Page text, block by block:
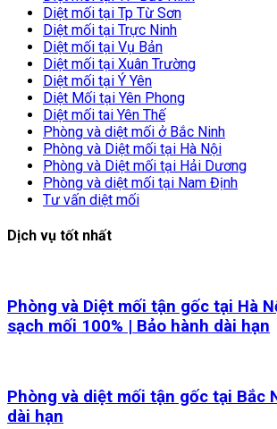
Diệt mối tại Tp Từ Sơn
Diệt mối tại Trực Ninh
Diệt mối tại Vụ Bản
Diệt mối tại Xuân Trường
Diệt mối tại Ý Yên
Diệt Mối tại Yên Phong
Diệt mối tai Yên Thế
Phòng và diệt mối ở Bắc Ninh
Phòng và Diệt mối tại Hà Nội
Phòng và Diệt mối tại Hải Dương
Phòng và diệt mối tại Nam Định
Tư vấn diệt mối
Dịch vụ tốt nhất
Phòng và Diệt mối tận gốc tại Hà
sạch mối 100% | Bảo hành dài hạn
Phòng và diệt mối tận gốc tại Bắc
dài hạn